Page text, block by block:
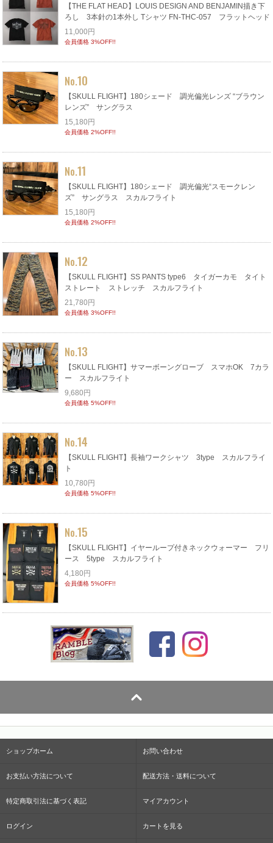
【THE FLAT HEAD】LOUIS DESIGN AND BENJAMIN描き下
ろし 3本針の1本外し Tシャツ FN-THC-057 フラットヘッド
11,000円
会員価格 3%OFF!!
No.10
【SKULL FLIGHT】180シェード 調光偏光レンズ “ブラウン
レンズ” サングラス
15,180円
会員価格 2%OFF!!
No.11
【SKULL FLIGHT】180シェード 調光偏光“スモークレン
ズ” サングラス スカルフライト
15,180円
会員価格 2%OFF!!
No.12
【SKULL FLIGHT】SS PANTS type6 タイガーカモ タイト
ストレート ストレッチ スカルフライト
21,780円
会員価格 3%OFF!!
No.13
【SKULL FLIGHT】サマーボーングローブ スマホOK 7カラ
ー スカルフライト
9,680円
会員価格 5%OFF!!
No.14
【SKULL FLIGHT】長袖ワークシャツ 3type スカルフライ
ト
10,780円
会員価格 5%OFF!!
No.15
【SKULL FLIGHT】イヤーループ付きネックウォーマー フリ
ース 5type スカルフライト
4,180円
会員価格 5%OFF!!
ショップホーム お問い合わせ
お支払い方法について 配送方法・送料について
特定商取引法に基づく表記 マイアカウント
ログイン カートを見る